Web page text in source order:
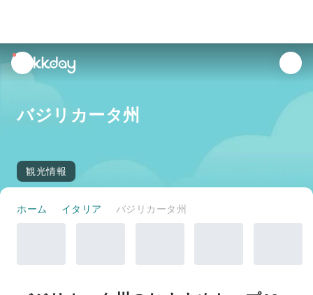
unread
notifications
バジリカータ州
観光情報
ホーム イタリア バジリカータ州